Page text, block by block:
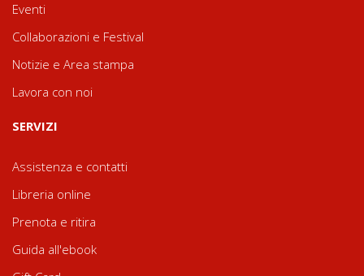
Eventi
Collaborazioni e Festival
Notizie e Area stampa
Lavora con noi
SERVIZI
Assistenza e contatti
Libreria online
Prenota e ritira
Guida all'ebook